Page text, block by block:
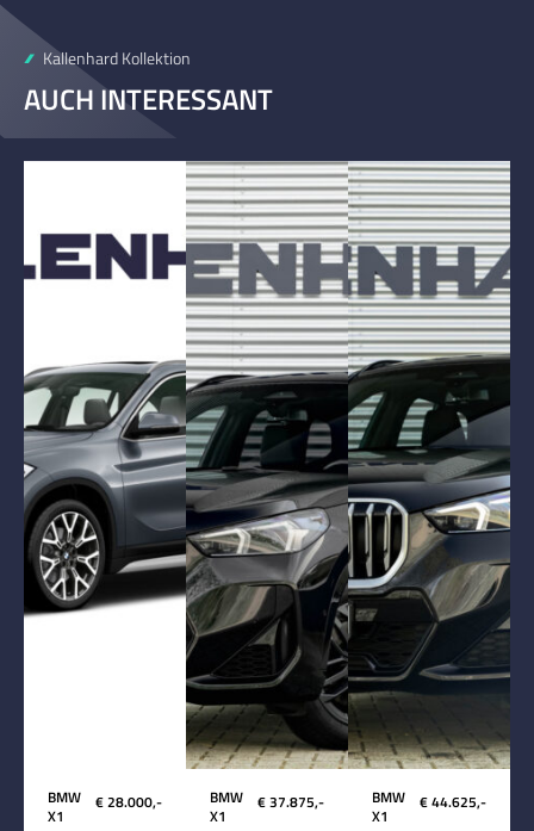
Kallenhard Kollektion
AUCH INTERESSANT
BMW
X1
€ 28.000,-
BMW
X1
€ 37.875,-
BMW
X1
€ 44.625,-